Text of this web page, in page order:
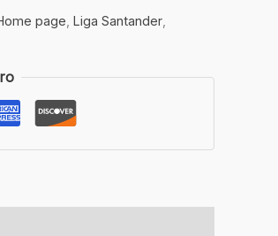
page Liga Santander